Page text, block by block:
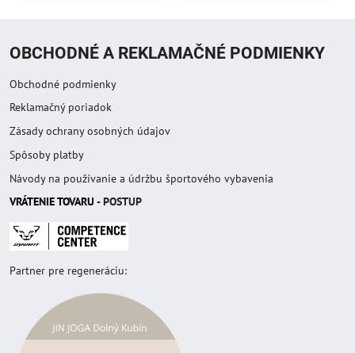
OBCHODNÉ A REKLAMAČNÉ PODMIENKY
Obchodné podmienky
Reklamačný poriadok
Zásady ochrany osobných údajov
Spôsoby platby
Návody na používanie a údržbu športového vybavenia
VRÁTENIE TOVARU - POSTUP
Partner pre regeneráciu: